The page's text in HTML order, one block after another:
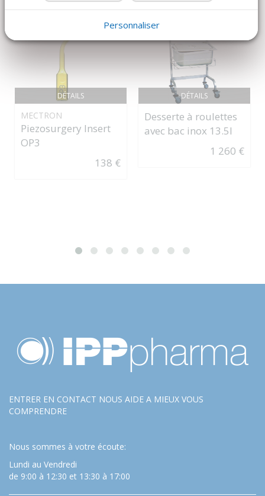
DÉTAILS
MECTRON
Piezosurgery Insert
OP3
138 €
DÉTAILS
Desserte à roulettes
avec bac inox 13.5l
1 260 €
ENTRER EN CONTACT NOUS AIDE A MIEUX VOUS
COMPRENDRE
Nous sommes à votre écoute:
Lundi au Vendredi
de 9:00 à 12:30 et 13:30 à 17:00
Personnaliser